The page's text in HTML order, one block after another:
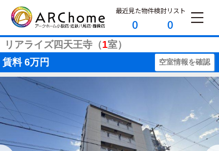
最近見た物件
0
検討リスト
0
リアライズ四天王寺（1室）
賃料 6万円 空室情報を確認